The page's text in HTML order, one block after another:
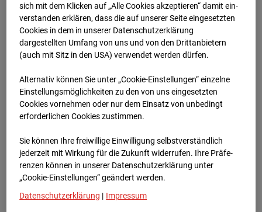
BC-114 BV-Ausbau
Bonatzbau -Cam2
Arnulf Klett Platz, 70173 Stuttgart
Zur Übersicht
Europe/Berlin
sich mit dem Klicken auf „Alle Cookies akzeptieren“ damit ein­
ver­standen erklären, dass die auf unserer Seite eingesetzten
Cookies in dem in unserer Datenschutzerklärung
dargestellten Umfang von uns und von den Drittanbietern
(auch mit Sitz in den USA) verwendet werden dürfen.
Alternativ können Sie unter „Cookie-Einstellungen“ einzelne
Einstellungsmöglichkeiten zu den von uns eingesetzten
Cookies vornehmen oder nur dem Einsatz von unbedingt
erforderlichen Cookies zustimmen.
Sie können Ihre freiwillige Einwilligung selbstverständlich
jederzeit mit Wirkung für die Zukunft widerrufen. Ihre Prä­fe­
renzen können in unserer Datenschutzerklärung unter
„Cookie-Einstellungen“ geändert werden.
Datenschutzerklärung | Impressum